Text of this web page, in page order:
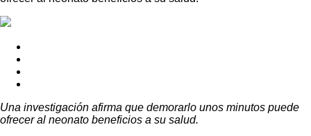
Una investigación afirma que demorarlo unos minutos puede
ofrecer al neonato beneficios a su salud.